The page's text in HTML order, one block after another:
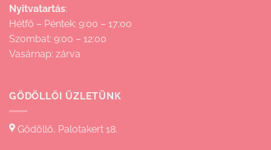
Nyitvatartás:
Hétfő – Péntek: 9:00 – 17:00
Szombat: 9:00 – 12:00
Vasárnap: zárva
GÖDÖLLŐI ÜZLETÜNK
Gödöllő, Palotakert 18.